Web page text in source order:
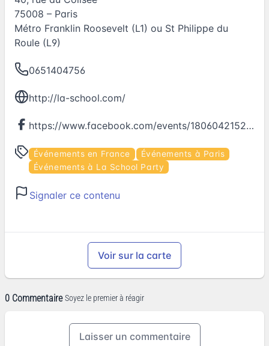
75008 – Paris
Métro Franklin Roosevelt (L1) ou St Philippe du
Roule (L9)
0651404756
http://la-school.com/
https://www.facebook.com/events/1806042152967138
Événements en France
Événements à Paris
Événements à La School Party
Signaler ce contenu
Voir sur la carte
0 Commentaire Soyez le premier à réagir
Laisser un commentaire